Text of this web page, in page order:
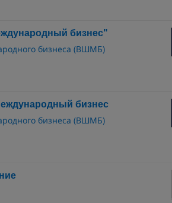
бизнес"
бизнеса (ВШМБ)
бизнес
бизнеса (ВШМБ)